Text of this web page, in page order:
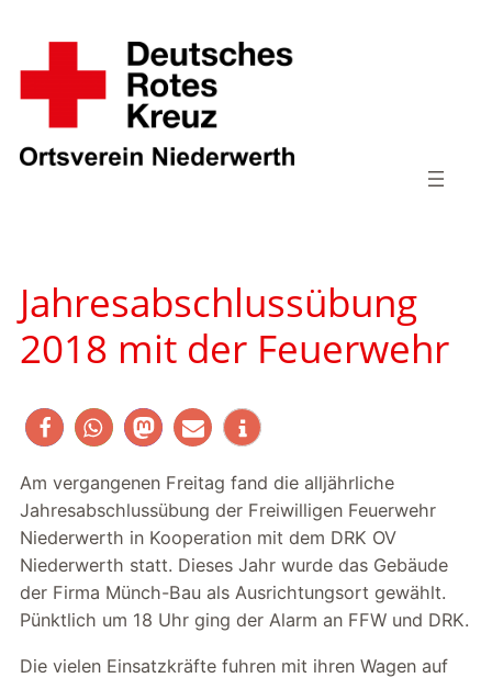
Inhalt
springen
Jahresabschlussübung
2018 mit der Feuerwehr
Am vergangenen Freitag fand die alljährliche
Jahresabschlussübung der Freiwilligen Feuerwehr
Niederwerth in Kooperation mit dem DRK OV
Niederwerth statt. Dieses Jahr wurde das Gebäude
der Firma Münch-Bau als Ausrichtungsort gewählt.
Pünktlich um 18 Uhr ging der Alarm an FFW und DRK.
Die vielen Einsatzkräfte fuhren mit ihren Wagen auf